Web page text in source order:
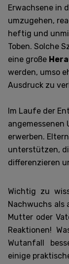
Erwachsene in
umzugehen,
heftig und
Toben. Solche
eine große
werden, umso
Ausdruck zu
Im Laufe der
angemessenen
erwerben.
unterstützen,
differenzieren
Wichtig zu
Nachwuchs als
Mutter oder
Reaktionen!
Wutanfall
einige